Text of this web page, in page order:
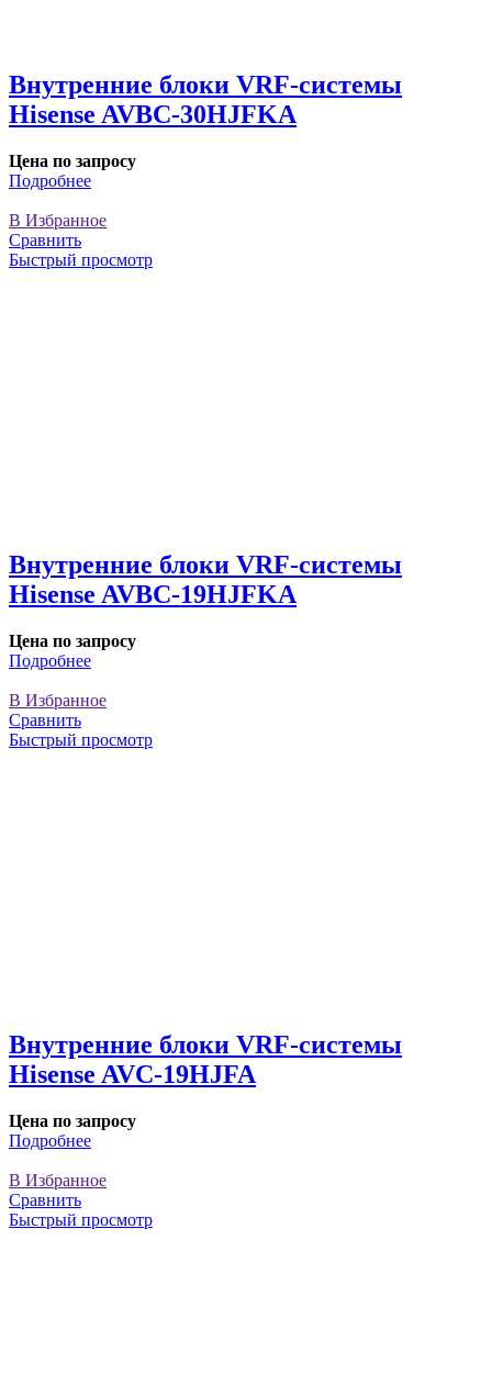
Внутренние блоки VRF-cистемы
Hisense AVBC-30HJFKA
Цена по запросу
Подробнее
В Избранное
Сравнить
Быстрый просмотр
Внутренние блоки VRF-cистемы
Hisense AVBC-19HJFKA
Цена по запросу
Подробнее
В Избранное
Сравнить
Быстрый просмотр
Внутренние блоки VRF-cистемы
Hisense AVC-19HJFA
Цена по запросу
Подробнее
В Избранное
Сравнить
Быстрый просмотр